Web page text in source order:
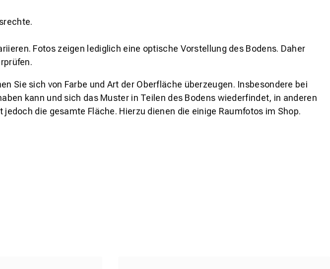
Fotos zeigen lediglich eine optische Vorstellung des Bodens. Daher
Sie sich von Farbe und Art der Oberfläche überzeugen. Insbesondere bei
kann und sich das Muster in Teilen des Bodens wiederfindet, in anderen
die gesamte Fläche. Hierzu dienen die einige Raumfotos im Shop.